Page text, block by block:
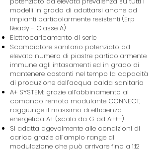
modelli in grado di adattarsi anche ad
impianti particolarmente resistenti (Erp
Ready - Classe A)
Elettrocaricamento di serie
Scambiatore sanitario potenziato ad
elevato numero di piastre particolarmente
immune agli intasamenti ed in grado di
mantenere costanti nel tempo la capacità
di produzione dell’acqua calda sanitaria
A+ SYSTEM: grazie all’abbinamento al
comando remoto modulante CONNECT,
raggiunge il massimo di efficienza
energetica A+ (scala da G ad A+++)
Si adatta agevolmente alle condizioni di
carico grazie all’ampio range di
modulazione che può arrivare fino a 1:12